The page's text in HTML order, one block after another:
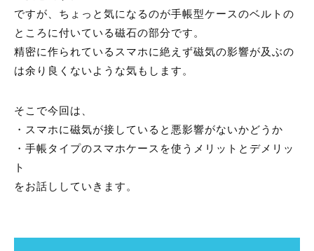
ですが、ちょっと気になるのが手帳型ケースのベルトの
ところに付いている磁石の部分です。
精密に作られているスマホに絶えず磁気の影響が及ぶの
は余り良くないような気もします。
そこで今回は、
・スマホに磁気が接していると悪影響がないかどうか
・手帳タイプのスマホケースを使うメリットとデメリッ
ト
をお話ししていきます。